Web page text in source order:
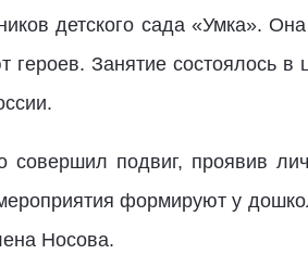
детского сада «Умка».
Занятие состоялось в
совершил подвиг, проявив
формируют у
Носова.